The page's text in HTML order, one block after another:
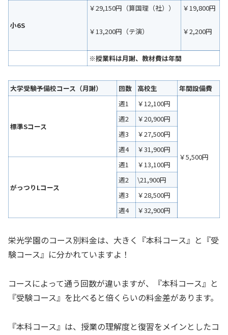
小6S
￥29,150円（算国理（社））
￥13,200円（テ演）
￥19,800円
￥2,200円
※授業料は月謝、教材費は年間
大学受験予備校コース（月謝） 回数 高校生 年間設備費
標準Sコース
週1 ￥12,100円
￥5,500円
週2
￥20,900円
週3
￥27,500円
週4
￥31,900円
がっつりLコース
週1
￥13,100円
週2
\21,900円
週3
￥28,500円
週4
￥32,900円
栄光学園のコース別料金は、大きく『本科コース』と『受
験コース』に分かれていますよ！
コースによって通う回数が違いますが、『本科コース』と
『受験コース』を比べると倍くらいの料金差があります。
『本科コース』は、授業の理解度と復習をメインとしたコ